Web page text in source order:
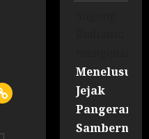
Menelusuri
Jejak
Pangeran